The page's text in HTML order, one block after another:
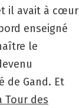
il avait à cœur
enseigné
le
de Gand. Et
Tour des